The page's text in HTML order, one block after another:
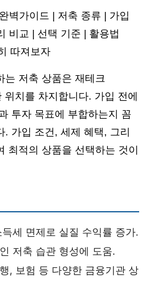
벽가이드 | 저축 종류 | 가입
비교 | 선택 기준 | 활용법
따져보자
는 저축 상품은 재테크
위치를 차지합니다. 가입 전에
투자 목표에 부합하는지 꼼
. 가입 조건, 세제 혜택, 그리
최적의 상품을 선택하는 것이
득세 면제로 실질 수익률 증가.
저축 습관 형성에 도움.
, 보험 등 다양한 금융기관 상